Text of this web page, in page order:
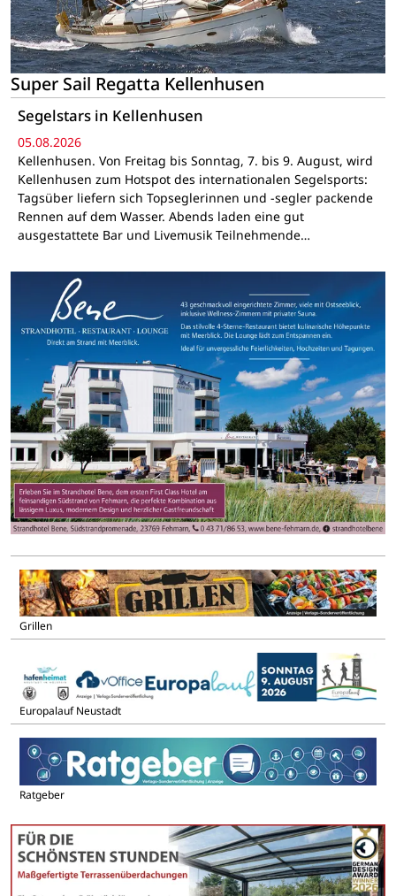
Super Sail Regatta Kellenhusen
Segelstars in Kellenhusen
05.08.2026
Kellenhusen. Von Freitag bis Sonntag, 7. bis 9. August, wird
Kellenhusen zum Hotspot des internationalen Segelsports:
Tagsüber liefern sich Topseglerinnen und -segler packende
Rennen auf dem Wasser. Abends laden eine gut
ausgestattete Bar und Livemusik Teilnehmende…
Grillen
Europalauf Neustadt
Ratgeber